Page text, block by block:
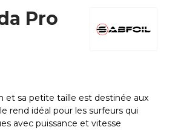
Pro
et sa petite taille est destinée aux
rend idéal pour les surfeurs qui
avec puissance et vitesse